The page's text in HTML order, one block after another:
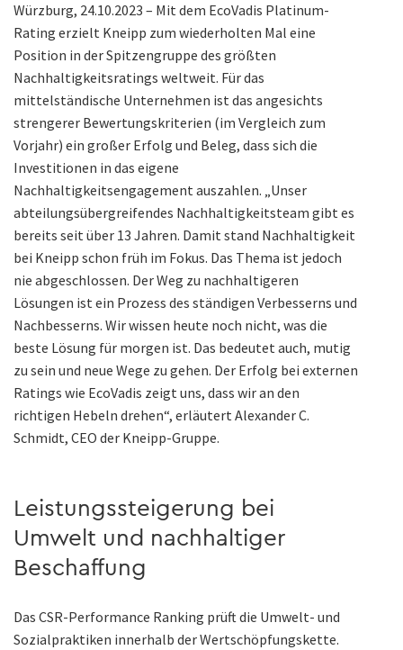
Würzburg, 24.10.2023 – Mit dem EcoVadis Platinum-
Rating erzielt Kneipp zum wiederholten Mal eine
Position in der Spitzengruppe des größten
Nachhaltigkeitsratings weltweit. Für das
mittelständische Unternehmen ist das angesichts
strengerer Bewertungskriterien (im Vergleich zum
Vorjahr) ein großer Erfolg und Beleg, dass sich die
Investitionen in das eigene
Nachhaltigkeitsengagement auszahlen. „Unser
abteilungsübergreifendes Nachhaltigkeitsteam gibt es
bereits seit über 13 Jahren. Damit stand Nachhaltigkeit
bei Kneipp schon früh im Fokus. Das Thema ist jedoch
nie abgeschlossen. Der Weg zu nachhaltigeren
Lösungen ist ein Prozess des ständigen Verbesserns und
Nachbesserns. Wir wissen heute noch nicht, was die
beste Lösung für morgen ist. Das bedeutet auch, mutig
zu sein und neue Wege zu gehen. Der Erfolg bei externen
Ratings wie EcoVadis zeigt uns, dass wir an den
richtigen Hebeln drehen“, erläutert Alexander C.
Schmidt, CEO der Kneipp-Gruppe.
Leistungssteigerung bei
Umwelt und nachhaltiger
Beschaffung
Das CSR-Performance Ranking prüft die Umwelt- und
Sozialpraktiken innerhalb der Wertschöpfungskette.